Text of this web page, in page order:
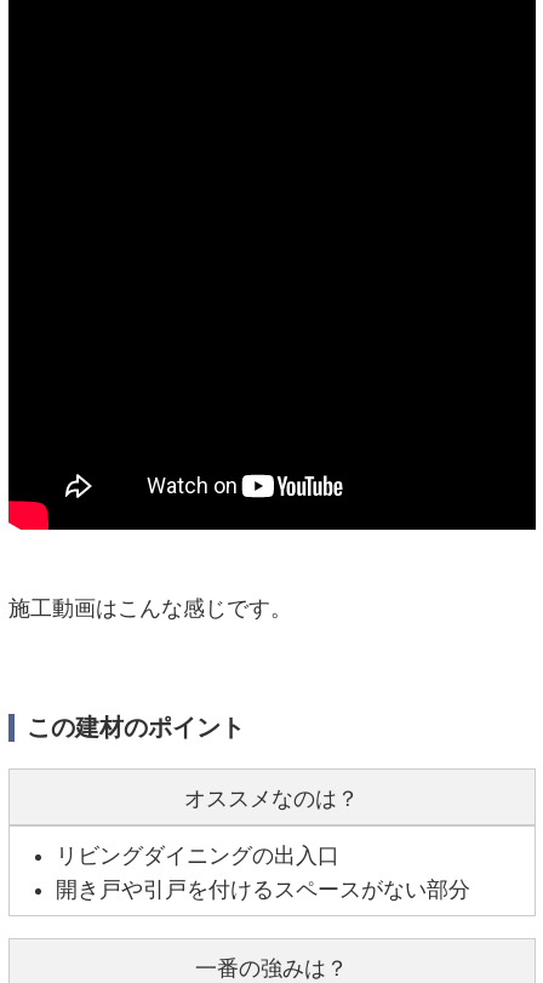
施工動画はこんな感じです。
この建材のポイント
オススメなのは？
リビングダイニングの出入口
開き戸や引戸を付けるスペースがない部分
一番の強みは？